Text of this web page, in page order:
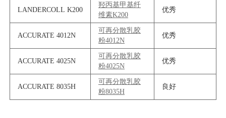
LANDERCOLL K200
羟丙基甲基纤
维素K200
优秀
ACCURATE 4012N
可再分散乳胶
粉4012N
优秀
ACCURATE 4025N
可再分散乳胶
粉4025N
优秀
ACCURATE 8035H
可再分散乳胶
粉8035H
良好